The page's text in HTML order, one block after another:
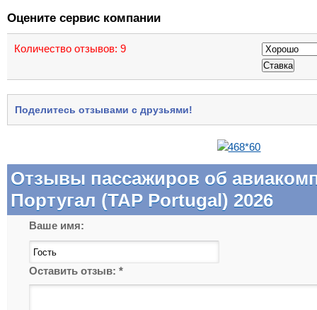
Оцените сервис компании
Количество отзывов: 9
Поделитесь отзывами с друзьями!
Отзывы пассажиров об
Португал (TAP Portugal) 2026
Ваше имя:
Оставить отзыв: *